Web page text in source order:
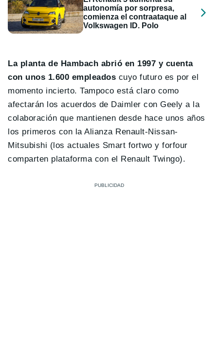
autonomía por sorpresa,
comienza el contraataque al
Volkswagen ID. Polo
La planta de Hambach abrió en 1997 y cuenta
con unos 1.600 empleados cuyo futuro es por el
momento incierto. Tampoco está claro como
afectarán los acuerdos de Daimler con Geely a la
colaboración que mantienen desde hace unos años
los primeros con la Alianza Renault-Nissan-
Mitsubishi (los actuales Smart fortwo y forfour
comparten plataforma con el Renault Twingo).